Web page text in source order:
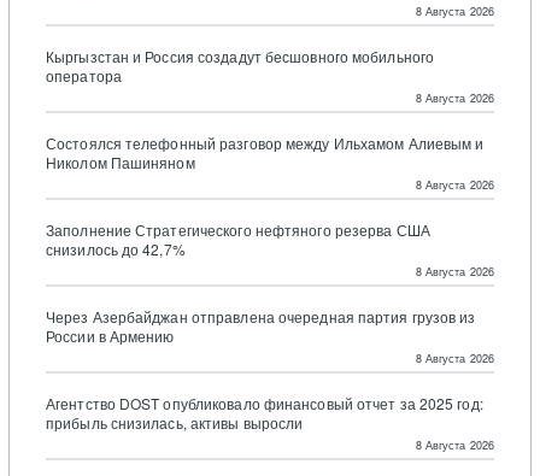
8 Августа 2026
Кыргызстан и Россия создадут бесшовного мобильного
оператора
8 Августа 2026
Состоялся телефонный разговор между Ильхамом Алиевым и
Николом Пашиняном
8 Августа 2026
Заполнение Стратегического нефтяного резерва США
снизилось до 42,7%
8 Августа 2026
Через Азербайджан отправлена очередная партия грузов из
России в Армению
8 Августа 2026
Агентство DOST опубликовало финансовый отчет за 2025 год:
прибыль снизилась, активы выросли
8 Августа 2026